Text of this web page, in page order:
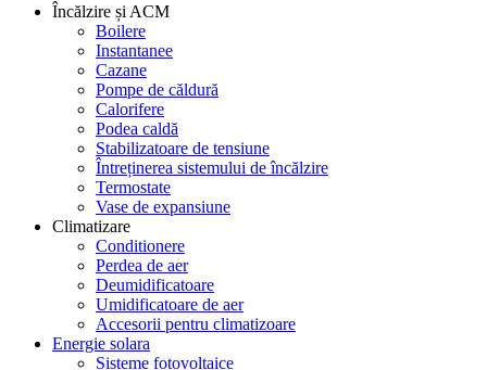
Încălzire și ACM
Boilere
Instantanee
Cazane
Pompe de căldură
Calorifere
Podea caldă
Stabilizatoare de tensiune
Întreținerea sistemului de încălzire
Termostate
Vase de expansiune
Climatizare
Conditionere
Perdea de aer
Deumidificatoare
Umidificatoare de aer
Accesorii pentru climatizoare
Energie solara
Sisteme fotovoltaice